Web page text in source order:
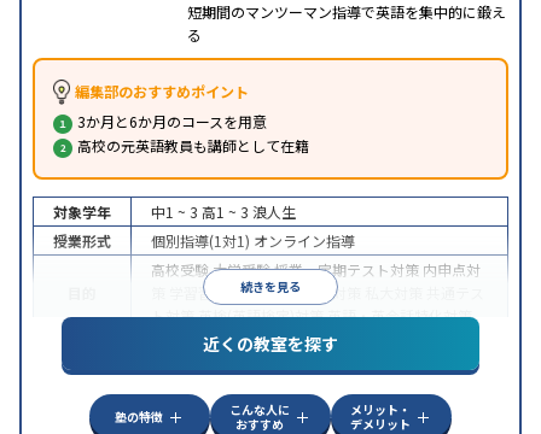
短期間のマンツーマン指導で英語を集中的に鍛え
る
編集部のおすすめポイント
3か月と6か月のコースを用意
高校の元英語教員も講師として在籍
続きを見る
対象学年 中1 ~ 3 高1 ~ 3 浪人生
授業形式
個別指導(1対1) オンライン指導
高校受験大学受験授業・定期テスト対策 内申点対
学習習慣の定着国公立大対策
ト対策英検(英語検定)対策英語・英会話特化対策
特徴
中高一貫校生に対応授業の振替可能
学習にPC・タブレットを利用オンライン対応1
科目から受講可能
近くの教室を探す
塾の特徴
こんな人に
おすすめ
メリット・
デメリット